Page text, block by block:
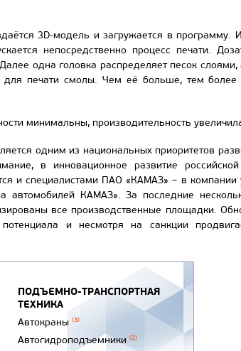
3D-модель и загружается в программу.
непосредственно процесс печати.
одна головка распределяет песок
для печати смолы. Чем её больше, тем
минимальны, производительность
одним из национальных приоритетов
в инновационное развитие
и специалистами ПАО «КАМАЗ» – в компании
автомобилей КАМАЗ». За последние
все производственные площадки.
и несмотря на санкции
ПОДЪЕМНО-ТРАНСПОРТНАЯ
ТЕХНИКА
Автокраны (3)
Автогидроподъемники (2)